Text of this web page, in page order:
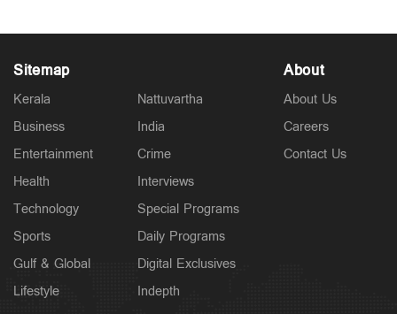
Sitemap
Kerala
Business
Entertainment
Health
Technology
Sports
Gulf & Global
Lifestyle
Nattuvartha
India
Crime
Interviews
Special Programs
Daily Programs
Digital Exclusives
Indepth
About
About Us
Careers
Contact Us